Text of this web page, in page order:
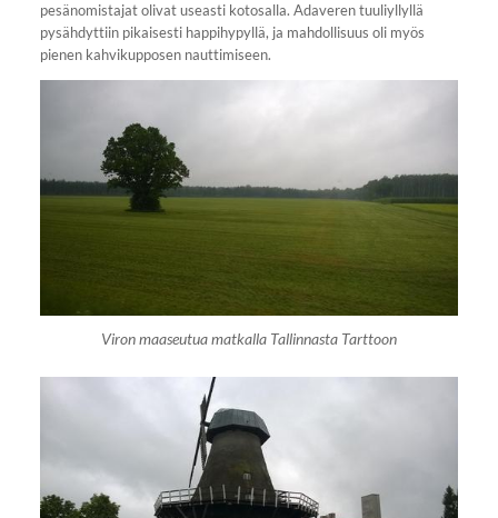
pesänomistajat olivat useasti kotosalla. Adaveren tuuliyllyllä
pysähdyttiin pikaisesti happihypyllä, ja mahdollisuus oli myös
pienen kahvikupposen nauttimiseen.
Viron maaseutua matkalla Tallinnasta Tarttoon